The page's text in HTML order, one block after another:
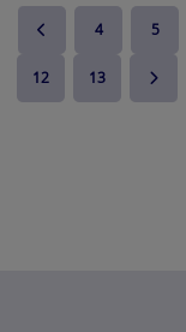
4 5
12 13